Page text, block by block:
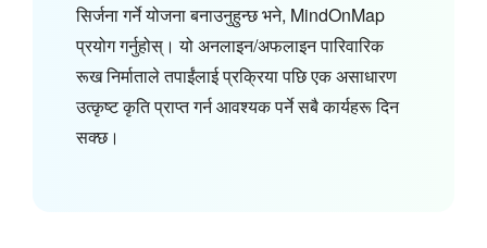
सिर्जना गर्ने योजना बनाउनुहुन्छ भने, MindOnMap
प्रयोग गर्नुहोस्। यो अनलाइन/अफलाइन पारिवारिक
रूख निर्माताले तपाईंलाई प्रक्रिया पछि एक असाधारण
उत्कृष्ट कृति प्राप्त गर्न आवश्यक पर्ने सबै कार्यहरू दिन
सक्छ।